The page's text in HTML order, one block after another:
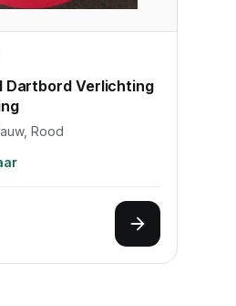
Dartbord Verlichting
Rood
Opties